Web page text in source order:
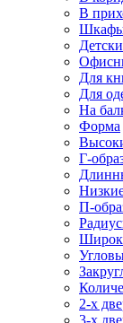
В
Для
Для
На
Форма
Г-
П-
2-х
3-х